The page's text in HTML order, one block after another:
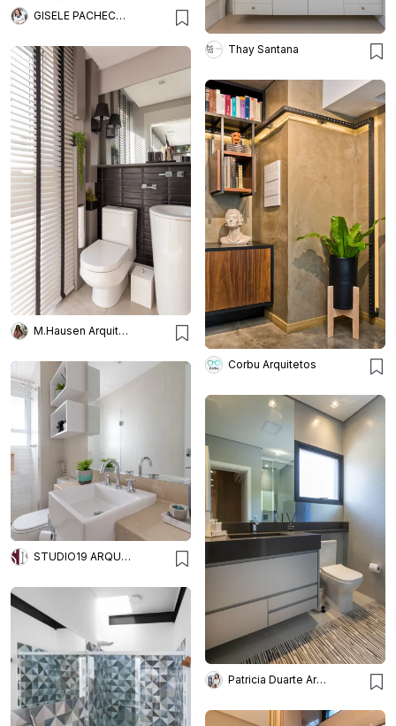
GISELE PACHECO ARQUITETURA E INTERIORES
Thay Santana
M.Hausen Arquitetura
Corbu Arquitetos
STUDIO19 ARQUITETURA E DESIGN
Patricia Duarte Arquitetura e Interiores Ltda